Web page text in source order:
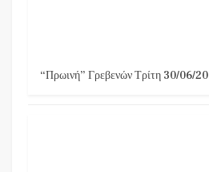
“Πρωινή” Γρεβενών Τρίτη 30/06/20